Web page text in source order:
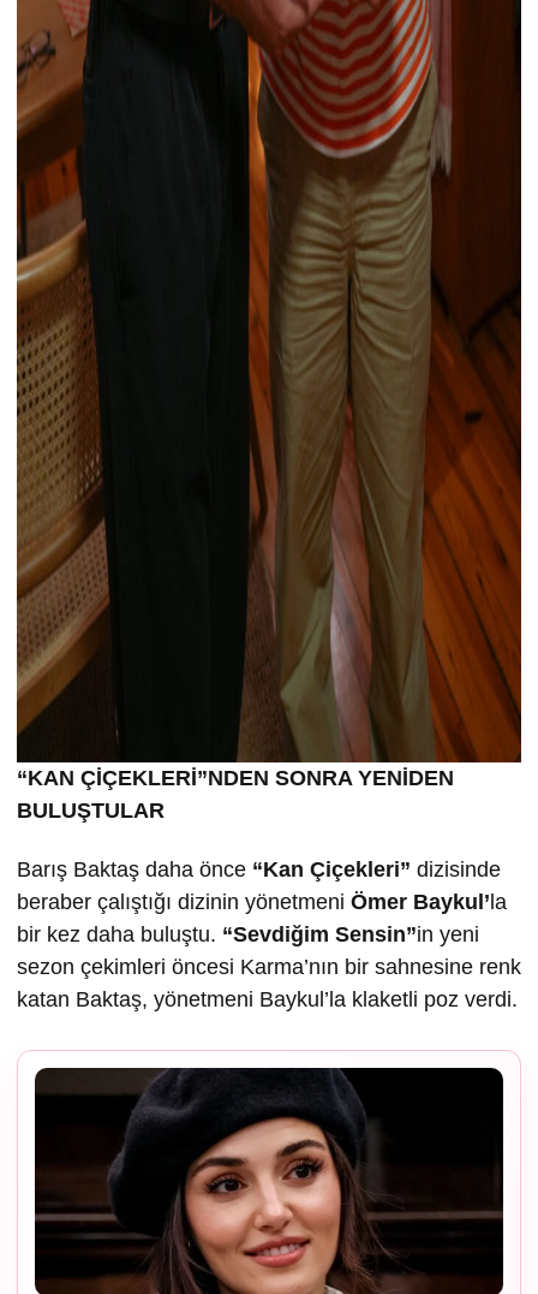
“KAN ÇİÇEKLERİ”NDEN SONRA YENİDEN
BULUŞTULAR
Barış Baktaş daha önce “Kan Çiçekleri” dizisinde
beraber çalıştığı dizinin yönetmeni Ömer Baykul’ la
bir kez daha buluştu. “Sevdiğim Sensin”in yeni
sezon çekimleri öncesi Karma’nın bir sahnesine renk
katan Baktaş, yönetmeni Baykul’la klaketli poz verdi.